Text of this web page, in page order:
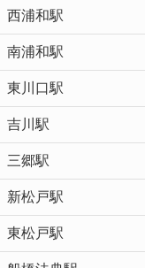
西浦和駅
南浦和駅
東川口駅
吉川駅
三郷駅
新松戸駅
東松戸駅